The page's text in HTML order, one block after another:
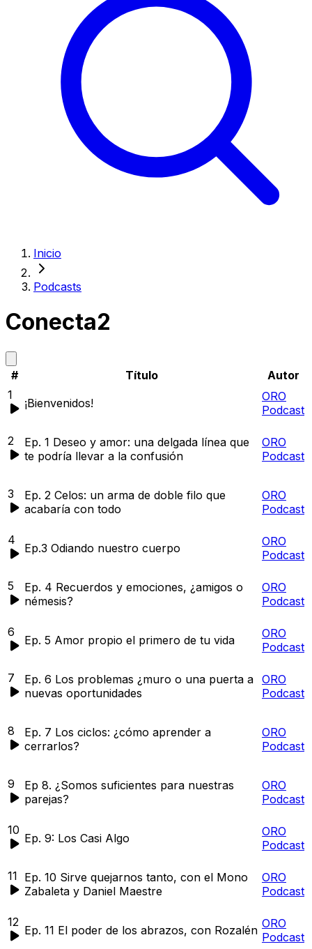
Inicio
Podcasts
Conecta2
# Título
Autor
1
¡Bienvenidos!
ORO
Podcast
2
Ep. 1 Deseo y amor: una delgada línea que
te podría llevar a la confusión
ORO
Podcast
3
Ep. 2 Celos: un arma de doble filo que
acabaría con todo
ORO
Podcast
4
Ep.3 Odiando nuestro cuerpo
ORO
Podcast
5
Ep. 4 Recuerdos y emociones, ¿amigos o
némesis?
ORO
Podcast
6
Ep. 5 Amor propio el primero de tu vida
ORO
Podcast
7
Ep. 6 Los problemas ¿muro o una puerta a
nuevas oportunidades
ORO
Podcast
8
Ep. 7 Los ciclos: ¿cómo aprender a
cerrarlos?
ORO
Podcast
9
Ep 8. ¿Somos suficientes para nuestras
parejas?
ORO
Podcast
10
Ep. 9: Los Casi Algo
ORO
Podcast
11 Ep. 10 Sirve quejarnos tanto, con el Mono
Zabaleta y Daniel Maestre
ORO
Podcast
12
Ep. 11 El poder de los abrazos, con Rozalén ORO
Podcast